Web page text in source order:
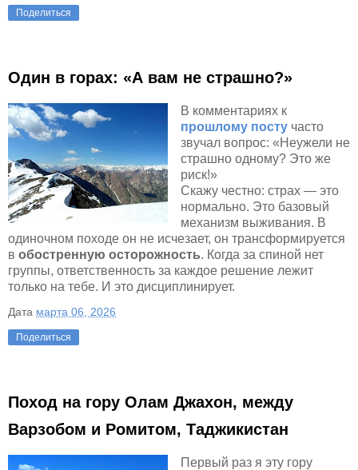
Поделиться
Один в горах: «А вам не страшно?»
В комментариях к
прошлому постучасто
звучал вопрос: «Неужели не
страшно одному? Это же
риск!»
Скажу честно: страх — это
нормально. Это базовый
механизм выживания. В
одиночном походе он не исчезает, он трансформируется
в обостренную осторожность. Когда за спиной нет
группы, ответственность за каждое решение лежит
только на тебе. И это дисциплинирует.
Дата марта 06, 2026
Поделиться
Поход на гору Олам Джахон, между
Варзобом и Ромитом, Таджикистан
Первый раз я эту гору